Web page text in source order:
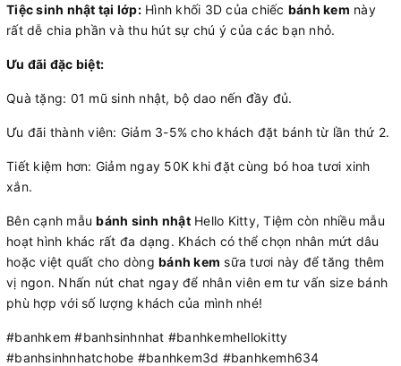
Tiệc sinh nhật tại lớp:Hình khối 3D của chiếc bánh kem này
rất dễ chia phần và thu hút sự chú ý của các bạn nhỏ.
Ưu đãi đặc biệt:
Quà tặng: 01 mũ sinh nhật, bộ dao nến đầy đủ.
Ưu đãi thành viên: Giảm 3-5% cho khách đặt bánh từ lần thứ 2.
Tiết kiệm hơn: Giảm ngay 50K khi đặt cùng bó hoa tươi xinh
xắn.
Bên cạnh mẫubánh sinh nhậtHello Kitty, Tiệm còn nhiều mẫu
hoạt hình khác rất đa dạng. Khách có thể chọn nhân mứt dâu
hoặc việt quất cho dòng bánh kem sữa tươi này để tăng thêm
vị ngon. Nhấn nút chat ngay để nhân viên em tư vấn size bánh
phù hợp với số lượng khách của mình nhé!
#banhkem #banhsinhnhat #banhkemhellokitty
#banhsinhnhatchobe #banhkem3d #banhkemh634